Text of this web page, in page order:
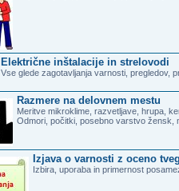
Električne inštalacije in strelovodi
Vse glede zagotavljanja varnosti, pregledov,
Razmere na delovnem mestu
Meritve mikroklime, razvetljave, hrupa,
Odmori, počitki, posebno varstvo žensk,
Izjava o varnosti z oceno
Izbira, uporaba in primernost